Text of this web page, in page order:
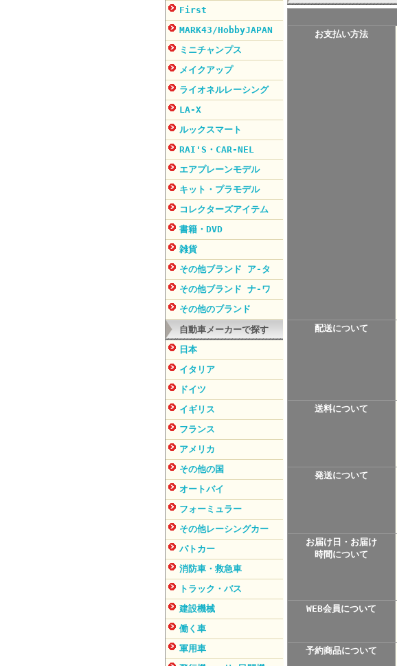
First
MARK43/HobbyJAPAN
ミニチャンプス
メイクアップ
ライオネルレーシング
LA-X
ルックスマート
RAI'S・CAR-NEL
エアプレーンモデル
キット・プラモデル
コレクターズアイテム
書籍・DVD
雑貨
その他ブランド ア-タ
その他ブランド ナ-ワ
その他のブランド
自動車メーカーで探す
日本
イタリア
ドイツ
イギリス
フランス
アメリカ
その他の国
オートバイ
フォーミュラー
その他レーシングカー
パトカー
消防車・救急車
トラック・バス
建設機械
働く車
軍用車
お支払い方法
配送について
送料について
発送について
お届け日・お届け
時間について
WEB会員について
予約商品について